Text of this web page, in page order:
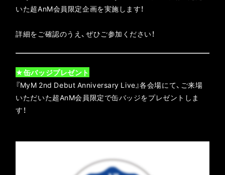
いた超AnM会員限定企画を実施します！
詳細をご確認のうえ、ぜひご参加ください！
★缶バッジプレゼント
『MyM 2nd Debut Anniversary Live』各会場にて、ご来場
いただいた超AnM会員限定で缶バッジをプレゼントしま
す！